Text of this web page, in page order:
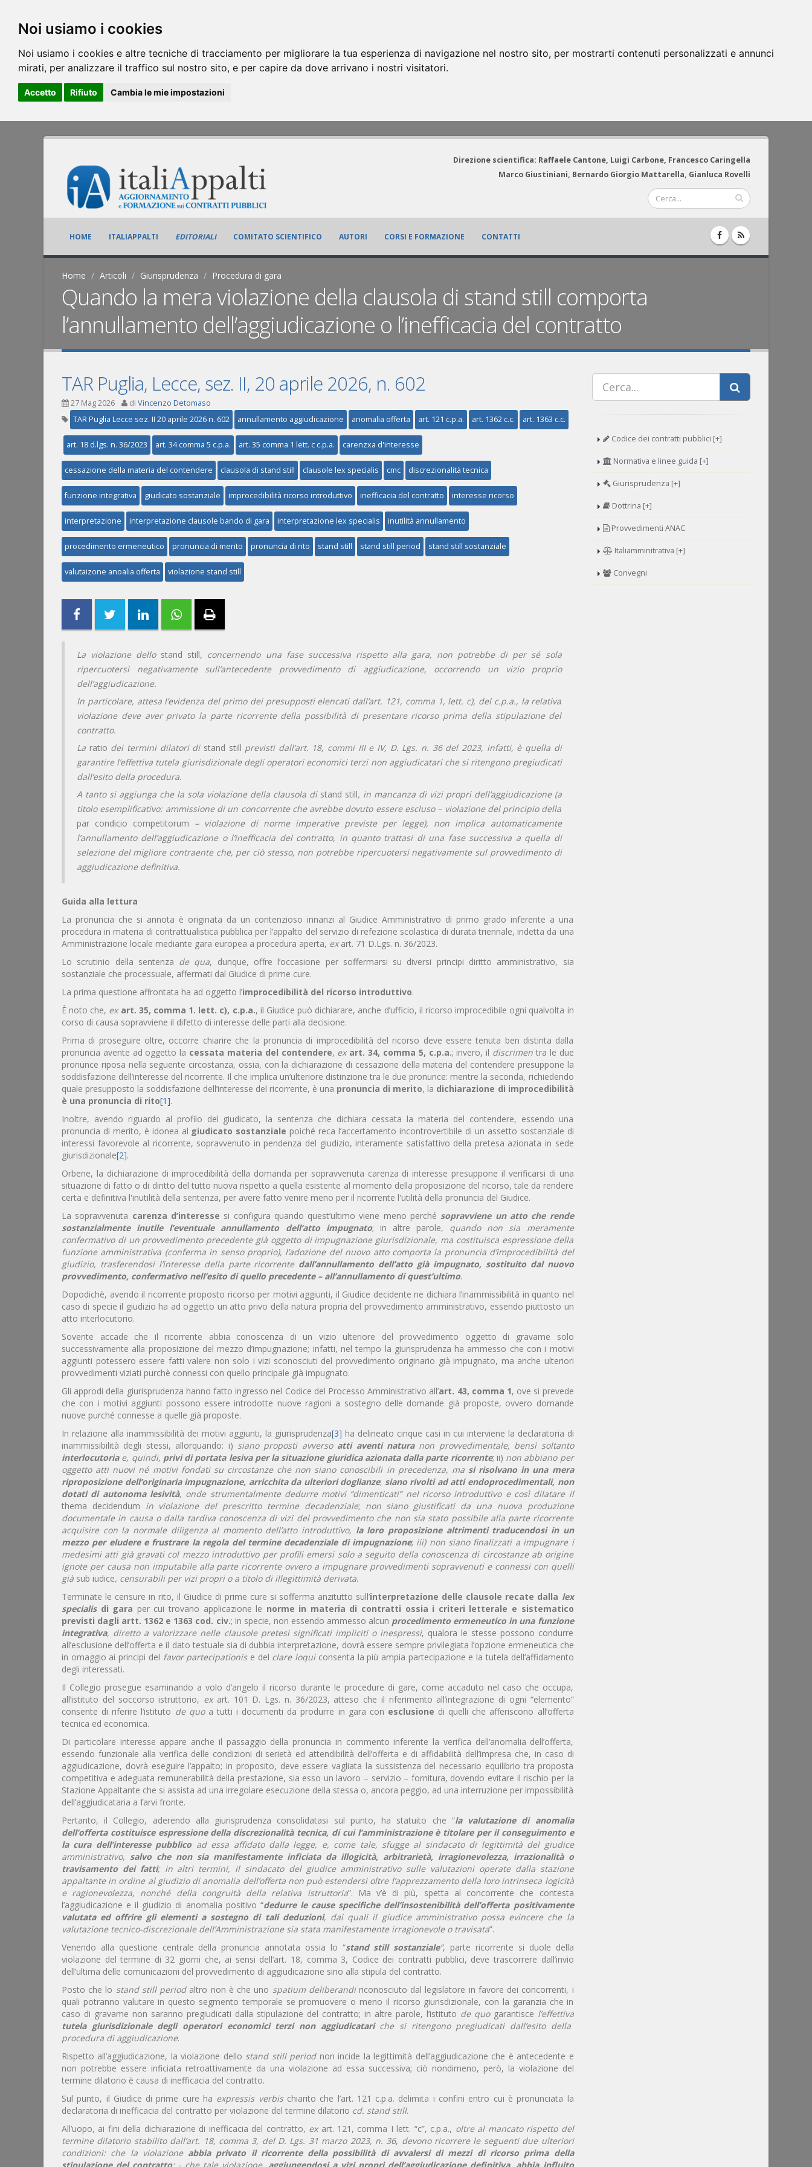
Noi usiamo i cookies
Noi usiamo i cookies e altre tecniche di tracciamento per migliorare la tua esperienza di navigazione nel nostro sito, per mostrarti contenuti personalizzati e annunci
mirati, per analizzare il traffico sul nostro sito, e per capire da dove arrivano i nostri visitatori.
Accetto Rifiuto Cambia le mie impostazioni
Direzione scientifica: Raffaele Cantone, Luigi Carbone, Francesco Caringella
Marco Giustiniani, Bernardo Giorgio Mattarella, Gianluca Rovelli
HOME ITALIAPPALTI EDITORIALI COMITATO SCIENTIFICO AUTORI CORSI E FORMAZIONE CONTATTI
Home Articoli Giurisprudenza Procedura di gara
Quando la mera violazione della clausola di stand still comporta
l’annullamento dell’aggiudicazione o l’inefficacia del contratto
TAR Puglia, Lecce, sez. II, 20 aprile 2026, n. 602
27 Mag 2026 di Vincenzo Detomaso
TAR Puglia Lecce sez. II 20 aprile 2026 n. 602
annullamento aggiudicazione anomalia offerta art. 121 c.p.a. art. 1362 c.c. art. 1363 c.c.
art. 18 d.lgs. n. 36/2023 art. 34 comma 5 c.p.a. art. 35 comma 1 lett. c c.p.a. carenzxa d'interesse
cessazione della materia del contendere clausola di stand still clausole lex specialis cmc discrezionalità tecnica
funzione integrativa giudicato sostanziale improcedibilità ricorso introduttivo inefficacia del contratto interesse ricorso
interpretazione interpretazione clausole bando di gara interpretazione lex specialis inutilità annullamento
procedimento ermeneutico pronuncia di merito pronuncia di rito stand still stand still period stand still sostanziale
valutaizone anoalia offerta violazione stand still
La violazione dello stand still, concernendo una fase successiva rispetto alla gara, non potrebbe di per sé sola
ripercuotersi negativamente sull’antecedente provvedimento di aggiudicazione, occorrendo un vizio proprio
dell’aggiudicazione.
In particolare, attesa l’evidenza del primo dei presupposti elencati dall’art. 121, comma 1, lett. c), del c.p.a., la relativa
violazione deve aver privato la parte ricorrente della possibilità di presentare ricorso prima della stipulazione del
contratto.
La ratio dei termini dilatori di stand still previsti dall’art. 18, commi III e IV, D. Lgs. n. 36 del 2023, infatti, è quella di
garantire l’effettiva tutela giurisdizionale degli operatori economici terzi non aggiudicatari che si ritengono pregiudicati
dall’esito della procedura.
A tanto si aggiunga che la sola violazione della clausola distand still, in mancanza di vizi propri dell’aggiudicazione (a
titolo esemplificativo: ammissione di un concorrente che avrebbe dovuto essere escluso – violazione del principio della
par condicio competitorum – violazione di norme imperative previste per legge), non implica automaticamente
l’annullamento dell’aggiudicazione o l’inefficacia del contratto, in quanto trattasi di una fase successiva a quella di
selezione del migliore contraente che, per ciò stesso, non potrebbe ripercuotersi negativamente sul provvedimento di
aggiudicazione definitiva.
Guida alla lettura
La pronuncia che si annota è originata da un contenzioso innanzi al Giudice Amministrativo di primo grado inferente a una
procedura in materia di contrattualistica pubblica per l’appalto del servizio di refezione scolastica di durata triennale, indetta da una
Amministrazione locale mediante gara europea a procedura aperta, exart. 71 D.Lgs. n. 36/2023.
Lo scrutinio della sentenza de qua, dunque, offre l’occasione per soffermarsi su diversi principi diritto amministrativo, sia
sostanziale che processuale, affermati dal Giudice di prime cure.
La prima questione affrontata ha ad oggetto l’improcedibilità del ricorso introduttivo.
È noto che, ex art. 35, comma 1. lett. c), c.p.a., il Giudice può dichiarare, anche d’ufficio, il ricorso improcedibile ogni qualvolta in
corso di causa sopravviene il difetto di interesse delle parti alla decisione.
Prima di proseguire oltre, occorre chiarire che la pronuncia di improcedibilità del ricorso deve essere tenuta ben distinta dalla
pronuncia avente ad oggetto la cessata materia del contendere, ex art. 34, comma 5, c.p.a.; invero, il discrimen tra le due
pronunce riposa nella seguente circostanza, ossia, con la dichiarazione di cessazione della materia del contendere presuppone la
soddisfazione dell’interesse del ricorrente. Il che implica un’ulteriore distinzione tra le due pronunce: mentre la seconda, richiedendo
quale presupposto la soddisfazione dell’interesse del ricorrente, è una pronuncia di merito, la dichiarazione di improcedibilità
è una pronuncia di rito[1].
Inoltre, avendo riguardo al profilo del giudicato, la sentenza che dichiara cessata la materia del contendere, essendo una
pronuncia di merito, è idonea al giudicato sostanziale poiché reca l’accertamento incontrovertibile di un assetto sostanziale di
interessi favorevole al ricorrente, sopravvenuto in pendenza del giudizio, interamente satisfattivo della pretesa azionata in sede
giurisdizionale[2].
Orbene, la dichiarazione di improcedibilità della domanda per sopravvenuta carenza di interesse presuppone il verificarsi di una
situazione di fatto o di diritto del tutto nuova rispetto a quella esistente al momento della proposizione del ricorso, tale da rendere
certa e definitiva l'inutilità della sentenza, per avere fatto venire meno per il ricorrente l'utilità della pronuncia del Giudice.
La sopravvenuta carenza d’interesse si configura quando quest’ultimo viene meno perché sopravviene un atto che rende
sostanzialmente inutile l’eventuale annullamento dell’atto impugnato; in altre parole, quando non sia meramente
confermativo di un provvedimento precedente già oggetto di impugnazione giurisdizionale, ma costituisca espressione della
funzione amministrativa (conferma in senso proprio), l’adozione del nuovo atto comporta la pronuncia d’improcedibilità del
giudizio, trasferendosi l’interesse della parte ricorrente dall’annullamento dell’atto già impugnato, sostituito dal nuovo
provvedimento, confermativo nell’esito di quello precedente – all’annullamento di quest’ultimo.
Dopodichè, avendo il ricorrente proposto ricorso per motivi aggiunti, il Giudice decidente ne dichiara l’inammissibilità in quanto nel
caso di specie il giudizio ha ad oggetto un atto privo della natura propria del provvedimento amministrativo, essendo piuttosto un
atto interlocutorio.
Sovente accade che il ricorrente abbia conoscenza di un vizio ulteriore del provvedimento oggetto di gravame solo
successivamente alla proposizione del mezzo d’impugnazione; infatti, nel tempo la giurisprudenza ha ammesso che con i motivi
aggiunti potessero essere fatti valere non solo i vizi sconosciuti del provvedimento originario già impugnato, ma anche ulteriori
provvedimenti viziati purchè connessi con quello principale già impugnato.
Gli approdi della giurisprudenza hanno fatto ingresso nel Codice del Processo Amministrativo all’art. 43, comma 1, ove si prevede
che con i motivi aggiunti possono essere introdotte nuove ragioni a sostegno delle domande già proposte, ovvero domande
nuove purché connesse a quelle già proposte.
In relazione alla inammissibilità dei motivi aggiunti, la giurisprudenza[3] ha delineato cinque casi in cui interviene la declaratoria di
inammissibilità degli stessi, allorquando: i) siano proposti avverso atti aventi naturanon provvedimentale, bensì soltanto
interlocutoriae, quindi, privi di portata lesiva per la situazione giuridica azionata dalla parte ricorrente; ii) non abbiano per
oggetto atti nuovi né motivi fondati su circostanze che non siano conoscibili in precedenza, ma si risolvano in una mera
riproposizione dell’originaria impugnazione, arricchita da ulteriori doglianze; siano rivolti ad atti endoprocedimentali, non
dotati di autonoma lesività, onde strumentalmente dedurre motivi “dimenticati” nel ricorso introduttivo e così dilatare il
thema decidendum in violazione del prescritto termine decadenziale; non siano giustificati da una nuova produzione
documentale in causa o dalla tardiva conoscenza di vizi del provvedimento che non sia stato possibile alla parte ricorrente
acquisire con la normale diligenza al momento dell’atto introduttivo, la loro proposizione altrimenti traducendosi in un
mezzo per eludere e frustrare la regola del termine decadenziale di impugnazione; iii) non siano finalizzati a impugnare i
medesimi atti già gravati col mezzo introduttivo per profili emersi solo a seguito della conoscenza di circostanze ab origine
ignote per causa non imputabile alla parte ricorrente ovvero a impugnare provvedimenti sopravvenuti e connessi con quelli
già sub iudice, censurabili per vizi propri o a titolo di illegittimità derivata.
Terminate le censure in rito, il Giudice di prime cure si sofferma anzitutto sull’interpretazione delle clausole recate dalla lex
specialis di gara per cui trovano applicazione le norme in materia di contratti ossia i criteri letterale e sistematico
previsti dagli artt. 1362 e 1363 cod. civ.; in specie, non essendo ammesso alcun procedimento ermeneutico in una funzione
integrativa, diretto a valorizzare nelle clausole pretesi significati impliciti o inespressi, qualora le stesse possono condurre
all’esclusione dell’offerta e il dato testuale sia di dubbia interpretazione, dovrà essere sempre privilegiata l’opzione ermeneutica che
in omaggio ai principi del favor partecipationise del clare loqui consenta la più ampia partecipazione e la tutela dell’affidamento
degli interessati.
Il Collegio prosegue esaminando a volo d’angelo il ricorso durante le procedure di gare, come accaduto nel caso che occupa,
all’istituto del soccorso istruttorio, ex art. 101 D. Lgs. n. 36/2023, atteso che il riferimento all’integrazione di ogni “elemento”
consente di riferire l’istituto de quo a tutti i documenti da produrre in gara con esclusione di quelli che afferiscono all’offerta
tecnica ed economica.
Di particolare interesse appare anche il passaggio della pronuncia in commento inferente la verifica dell’anomalia dell’offerta,
essendo funzionale alla verifica delle condizioni di serietà ed attendibilità dell’offerta e di affidabilità dell’impresa che, in caso di
aggiudicazione, dovrà eseguire l’appalto; in proposito, deve essere vagliata la sussistenza del necessario equilibrio tra proposta
competitiva e adeguata remunerabilità della prestazione, sia esso un lavoro – servizio – fornitura, dovendo evitare il rischio per la
Stazione Appaltante che si assista ad una irregolare esecuzione della stessa o, ancora peggio, ad una interruzione per impossibilità
dell’aggiudicataria a farvi fronte.
Pertanto, il Collegio, aderendo alla giurisprudenza consolidatasi sul punto, ha statuito che “la valutazione di anomalia
dell’offerta costituisce espressione della discrezionalità tecnica, di cui l’amministrazione è titolare per il conseguimento e
la cura dell’interesse pubblico ad essa affidato dalla legge, e, come tale, sfugge al sindacato di legittimità del giudice
amministrativo, salvo che non sia manifestamente inficiata da illogicità, arbitrarietà, irragionevolezza, irrazionalità o
travisamento dei fatti; in altri termini, il sindacato del giudice amministrativo sulle valutazioni operate dalla stazione
appaltante in ordine al giudizio di anomalia dell’offerta non può estendersi oltre l’apprezzamento della loro intrinseca logicità
e ragionevolezza, nonché della congruità della relativa istruttoria”. Ma v’è di più, spetta al concorrente che contesta
l’aggiudicazione e il giudizio di anomalia positivo “dedurre le cause specifiche dell’insostenibilità dell’offerta positivamente
valutata ed offrire gli elementi a sostegno di tali deduzioni, dai quali il giudice amministrativo possa evincere che la
valutazione tecnico-discrezionale dell’Amministrazione sia stata manifestamente irragionevole o travisata”.
Venendo alla questione centrale della pronuncia annotata ossia lo “stand still sostanziale”, parte ricorrente si duole della
violazione del termine di 32 giorni che, ai sensi dell’art. 18, comma 3, Codice dei contratti pubblici, deve trascorrere dall’invio
dell’ultima delle comunicazioni del provvedimento di aggiudicazione sino alla stipula del contratto.
Posto che lo stand still period altro non è che uno spatium deliberandi riconosciuto dal legislatore in favore dei concorrenti, i
quali potranno valutare in questo segmento temporale se promuovere o meno il ricorso giurisdizionale, con la garanzia che in
caso di gravame non saranno pregiudicati dalla stipulazione del contratto; in altre parole, l’istituto de quo garantisce l’effettiva
tutela giurisdizionale degli operatori economici terzi non aggiudicatariche si ritengono pregiudicati dall’esito della
procedura di aggiudicazione.
Rispetto all’aggiudicazione, la violazione dello stand still period non incide la legittimità dell’aggiudicazione che è antecedente e
non potrebbe essere inficiata retroattivamente da una violazione ad essa successiva; ciò nondimeno, però, la violazione del
termine dilatorio è causa di inefficacia del contratto.
Sul punto, il Giudice di prime cure ha expressis verbis chiarito che l’art. 121 c.p.a. delimita i confini entro cui è pronunciata la
declaratoria di inefficacia del contratto per violazione del termine dilatorio cd. stand still.
All’uopo, ai fini della dichiarazione di inefficacia del contratto, ex art. 121, comma I lett. “c”, c.p.a., oltre al mancato rispetto del
termine dilatorio stabilito dall’art. 18, comma 3, del D. Lgs. 31 marzo 2023, n. 36, devono ricorrere le seguenti due ulteriori
condizioni: che la violazione abbia privato il ricorrente della possibilità di avvalersi di mezzi di ricorso prima della
Codice dei contratti pubblici [+]
Normativa e linee guida [+]
Giurisprudenza [+]
Dottrina [+]
Provvedimenti ANAC
Italiamminitrativa [+]
Convegni